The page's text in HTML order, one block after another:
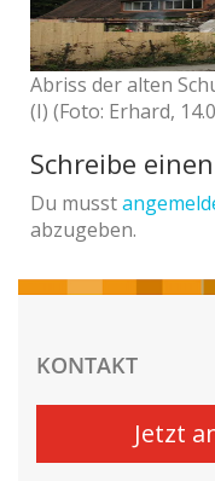
Abriss der alten
(I) (Foto: Erhard,
Schreibe
Du musst
abzugeben.
KONTAKT
Jetzt